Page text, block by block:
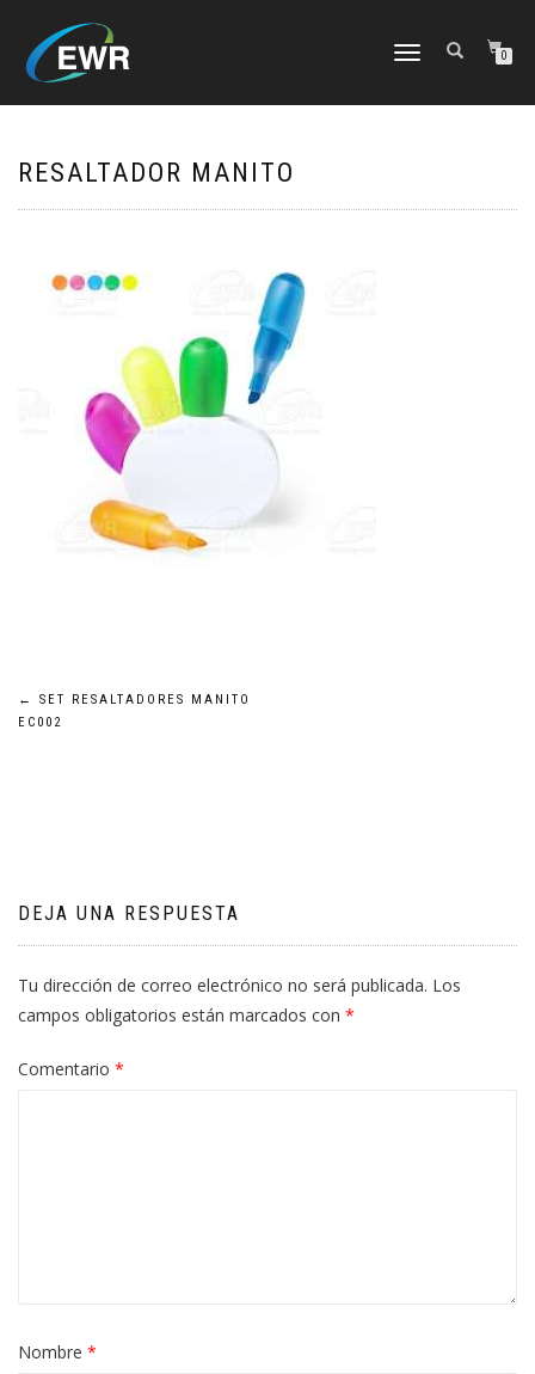
CAMBIAR
0
RESALTADOR MANITO
Navegación
←
SET RESALTADORES MANITO
EC002
DEJA UNA RESPUESTA
Tu dirección de correo electrónico no será publicada. Los
campos obligatorios están marcados con *
Comentario *
Nombre *